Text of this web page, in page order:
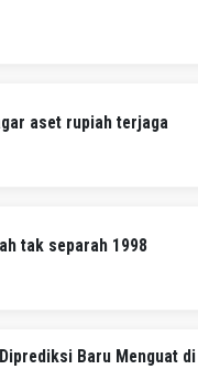
aset rupiah terjaga
tak separah 1998
Baru Menguat